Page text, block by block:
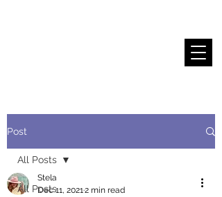
Post
All Posts
All Posts
Stela
Dec 11, 20212 min read